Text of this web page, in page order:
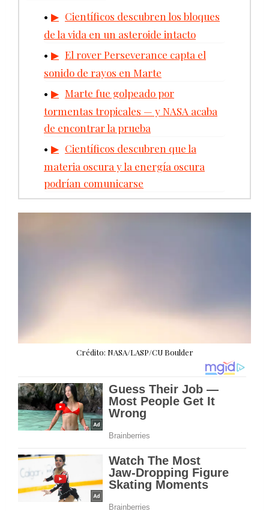
Científicos descubren los bloques
de la vida en un asteroide intacto
El rover Perseverance capta el
sonido de rayos en Marte
Marte fue golpeado por
tormentas tropicales — y NASA acaba
de encontrar la prueba
Científicos descubren que la
materia oscura y la energía oscura
podrían comunicarse
Crédito: NASA/LASP/CU Boulder